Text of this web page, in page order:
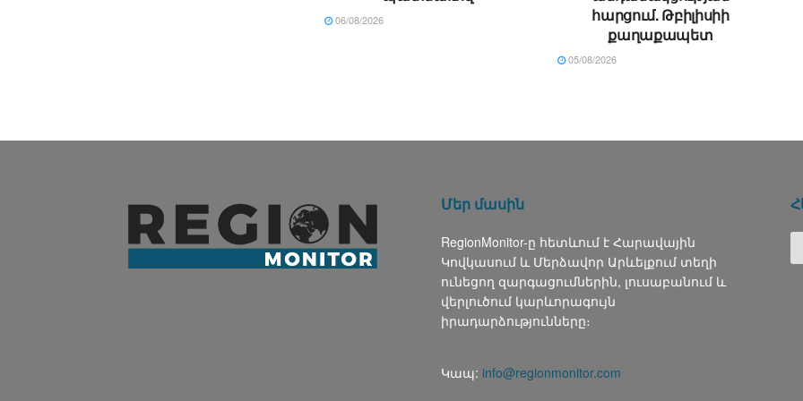
06/08/2026
հարցում. Թբիլիսիի
քաղաքապետ
05/08/2026
Մեր մասին
RegionMonitor-ը հետևում է Հարավային
Կովկասում և Մերձավոր Արևելքում տեղի
ունեցող զարգացումներին, լուսաբանում և
վերլուծում կարևորագույն
իրադարձությունները։
Կապ: info@regionmonitor.com